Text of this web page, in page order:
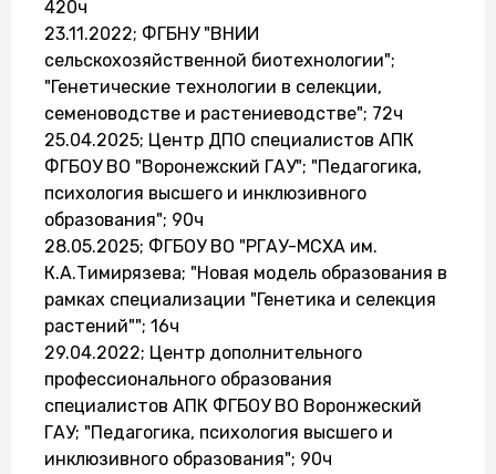
420ч
23.11.2022; ФГБНУ "ВНИИ
сельскохозяйственной биотехнологии";
"Генетические технологии в селекции,
семеноводстве и растениеводстве"; 72ч
25.04.2025; Центр ДПО специалистов АПК
ФГБОУ ВО "Воронежский ГАУ"; "Педагогика,
психология высшего и инклюзивного
образования"; 90ч
28.05.2025; ФГБОУ ВО "РГАУ-МСХА им.
К.А.Тимирязева; "Новая модель образования в
рамках специализации "Генетика и селекция
растений""; 16ч
29.04.2022; Центр дополнительного
профессионального образования
специалистов АПК ФГБОУ ВО Воронжеский
ГАУ; "Педагогика, психология высшего и
инклюзивного образования"; 90ч